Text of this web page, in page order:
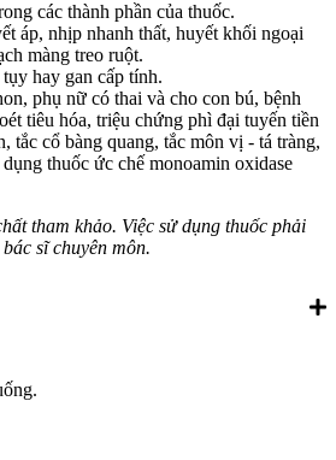
các thành phần của thuốc.
áp, nhịp nhanh thất, huyết khối ngoại
màng treo ruột.
hay gan cấp tính.
phụ nữ có thai và cho con bú, bệnh
tiêu hóa, triệu chứng phì đại tuyến tiền
tắc cổ bàng quang, tắc môn vị - tá tràng,
thuốc ức chế monoamin oxidase
tham khảo. Việc sử dụng thuốc phải
sĩ chuyên môn.